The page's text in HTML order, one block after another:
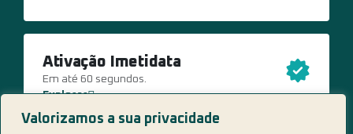
Valorizamos a sua privacidade
Ativação Imetidata
Em até 60 segundos.
Explorar